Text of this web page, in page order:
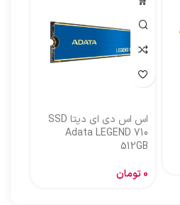
اس اس دی ای دیتا SSD
Adata LEGEND 710
512GB
0تومان